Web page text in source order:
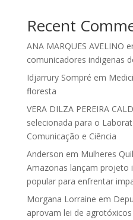
Recent
ANA MARQUES AVELINO
comunicadores indigenas
Idjarrury Sompré em
floresta
VERA DILZA PEREIRA
selecionada para o
Comunicação e Ciência
Anderson em Mulheres
Amazonas lançam projeto
popular para enfrentar
Morgana Lorraine em
aprovam lei de